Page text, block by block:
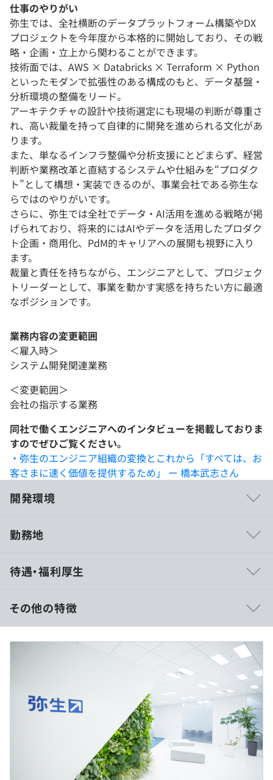
仕事のやりがい
弥生では、全社横断のデータプラットフォーム構築やDX
プロジェクトを今年度から本格的に開始しており、その戦
略・企画・立上から関わることができます。
技術面では、AWS × Databricks × Terraform × Python
といったモダンで拡張性のある構成のもと、データ基盤・
分析環境の整備をリード。
アーキテクチャの設計や技術選定にも現場の判断が尊重さ
れ、高い裁量を持って自律的に開発を進められる文化があ
ります。
また、単なるインフラ整備や分析支援にとどまらず、経営
判断や業務改革と直結するシステムや仕組みを“プロダク
ト”として構想・実装できるのが、事業会社である弥生な
らではのやりがいです。
さらに、弥生では全社でデータ・AI活用を進める戦略が掲
げられており、将来的にはAIやデータを活用したプロダク
ト企画・商用化、PdM的キャリアへの展開も視野に入り
ます。
裁量と責任を持ちながら、エンジニアとして、プロジェク
トリーダーとして、事業を動かす実感を持ちたい方に最適
なポジションです。
業務内容の変更範囲
＜雇入時＞
システム開発関連業務
＜変更範囲＞
会社の指示する業務
同社で働くエンジニアへのインタビューを掲載しておりま
すのでぜひご覧ください。
・弥生のエンジニア組織の変換とこれから「すべては、お
客さまに速く価値を提供するため」 ー 橋本武志さん
開発環境
程から携わることができる
な働き方ができる
・育休取得の実績が多数
・技術選定に関わることができる
◆弥生オンライン：誰でも使いこなせる製品設計、業務を
さらに効率化する弥生のクラウド、法令改正への確実な対
応。弥生はお客さまの業務をもっと、スムーズにします。
◆Misoca：見積書・納品書・請求書をかんたんに作成、
まとめて管理。業務を効率化するクラウド見積・納品・請
勤務地
待遇・福利厚生
想定年収：600万円～1,164万円
月給356,000円（基本給269,000円+固定残業代87,000円）
～690,000円（基本給521,100円+固定残業代168,900円）
※年収520万円以上は固定残業代制（30時間分）※超過分
上記は想定の為、現職の給与を加味いたしまして、最終的
その他の特徴